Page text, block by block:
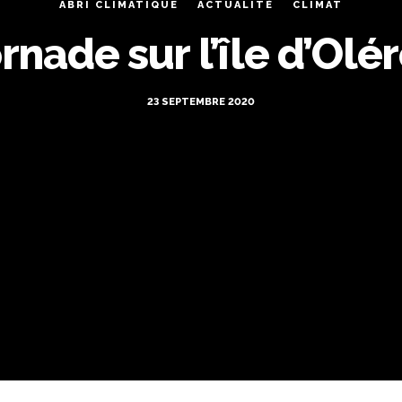
ABRI CLIMATIQUE ACTUALITÉ CLIMAT
sur l’île
23 SEPTEMBRE 2020